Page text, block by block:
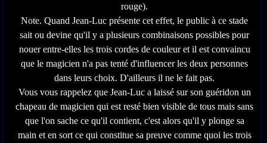
rouge).
Note. Quand Jean-Luc présente cet effet, le public à ce stade
sait ou devine qu'il y a plusieurs combinaisons possibles pour
nouer entre-elles les trois cordes de couleur et il est convaincu
que le magicien n'a pas tenté d'influencer les deux personnes
dans leurs choix. D'ailleurs il ne le fait pas.
Vous vous rappelez que Jean-Luc a laissé sur son guéridon un
chapeau de magicien qui est resté bien visible de tous mais sans
que l'on sache ce qu'il contient, c'est alors qu'il y plonge sa
main et en sort ce qui constitue sa preuve comme quoi les trois